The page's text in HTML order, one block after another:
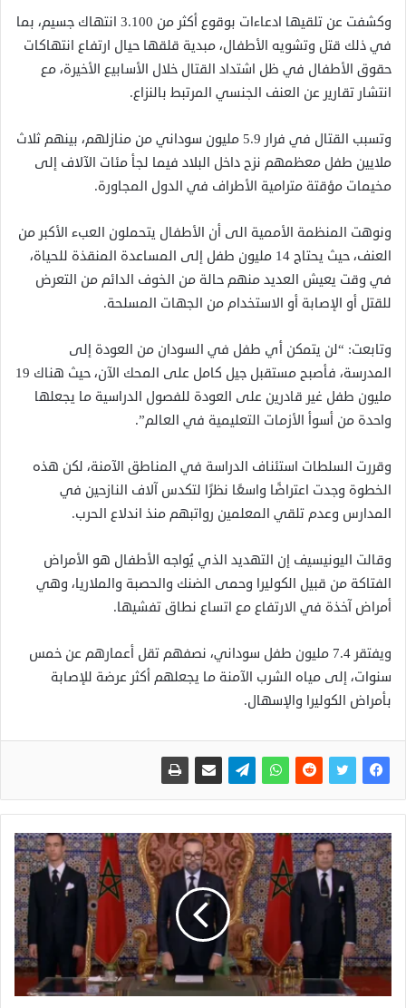
وكشفت عن تلقيها ادعاءات بوقوع أكثر من 3.100 انتهاك جسيم، بما
في ذلك قتل وتشويه الأطفال، مبدية قلقها حيال ارتفاع انتهاكات
حقوق الأطفال في ظل اشتداد القتال خلال الأسابيع الأخيرة، مع
انتشار تقارير عن العنف الجنسي المرتبط بالنزاع.
وتسبب القتال في فرار 5.9 مليون سوداني من منازلهم، بينهم ثلاث
ملايين طفل معظمهم نزح داخل البلاد فيما لجأ مئات الآلاف إلى
مخيمات مؤقتة مترامية الأطراف في الدول المجاورة.
ونوهت المنظمة الأممية الى أن الأطفال يتحملون العبء الأكبر من
العنف، حيث يحتاج 14 مليون طفل إلى المساعدة المنقذة للحياة،
في وقت يعيش العديد منهم حالة من الخوف الدائم من التعرض
للقتل أو الإصابة أو الاستخدام من الجهات المسلحة.
وتابعت: “لن يتمكن أي طفل في السودان من العودة إلى
المدرسة، فأصبح مستقبل جيل كامل على المحك الآن، حيث هناك 19
مليون طفل غير قادرين على العودة للفصول الدراسية ما يجعلها
واحدة من أسوأ الأزمات التعليمية في العالم”.
وقررت السلطات استئناف الدراسة في المناطق الآمنة، لكن هذه
الخطوة وجدت اعتراضًا واسعًا نظرًا لتكدس آلاف النازحين في
المدارس وعدم تلقي المعلمين رواتبهم منذ اندلاع الحرب.
وقالت اليونيسيف إن التهديد الذي يُواجه الأطفال هو الأمراض
الفتاكة من قبيل الكوليرا وحمى الضنك والحصبة والملاريا، وهي
أمراض آخذة في الارتفاع مع اتساع نطاق تفشيها.
ويفتقر 7.4 مليون طفل سوداني، نصفهم تقل أعمارهم عن خمس
سنوات، إلى مياه الشرب الآمنة ما يجعلهم أكثر عرضة للإصابة
بأمراض الكوليرا والإسهال.